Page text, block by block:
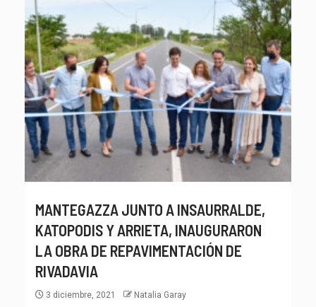
MANTEGAZZA JUNTO A INSAURRALDE,
KATOPODIS Y ARRIETA, INAUGURARON
LA OBRA DE REPAVIMENTACIÓN DE
RIVADAVIA
3 diciembre, 2021 Natalia Garay